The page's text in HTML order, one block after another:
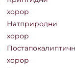
хорор
Натприродни
хорор
хорор